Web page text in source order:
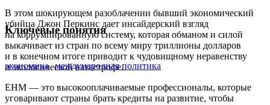
В этом шокирующем разоблачении бывший экономический
убийца Джон Перкинс дает инсайдерский взгляд
на коррумпированную систему, которая обманом и силой
выкачивает из стран по всему миру триллионы долларов
и в конечном итоге приводит к чудовищному неравенству
и экологической катастрофе.
EHM — это высокооплачиваемые профессионалы, которые
уговаривают страны брать кредиты на развитие, чтобы
Ключевые понятия
экономика международная политика